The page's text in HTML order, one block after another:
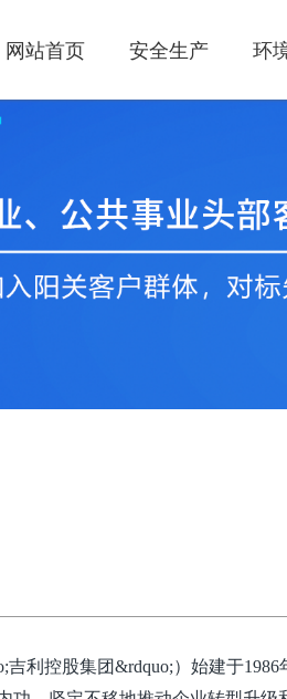
网站首页 安全生产 环
吉利控股集团&rdquo;）始建于